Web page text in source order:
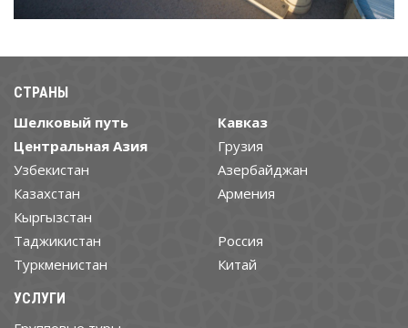
СТРАНЫ
Шелковый путь
Центральная Азия
Узбекистан
Казахстан
Кыргызстан
Таджикистан
Туркменистан
Кавказ
Грузия
Азербайджан
Армения
Россия
Китай
УСЛУГИ